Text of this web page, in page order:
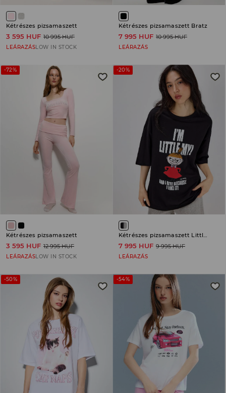
Kétrészes pizsamaszett
3 595 HUF 10 995 HUF
LEÁRAZÁSLOW IN STOCK
Kétrészes pizsamaszett Bratz
7 995 HUF 10 995 HUF
LEÁRAZÁS
-72%
Kétrészes pizsamaszett
3 595 HUF 12 995 HUF
LEÁRAZÁSLOW IN STOCK
-20%
7 995 HUF 9 995 HUF
LEÁRAZÁS
-50% -54%